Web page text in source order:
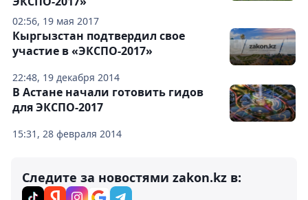
02:56, 19 мая 2017
22:48, 19 декабря 2014
Кыргызстан подтвердил свое
участие в «ЭКСПО-2017»
15:31, 28 февраля 2014
В Астане начали готовить гидов
для ЭКСПО-2017
Следите за новостями zakon.kz в: